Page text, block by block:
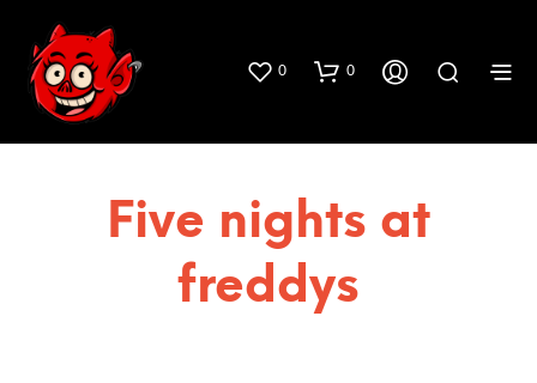
0 0
Five nights at
freddys